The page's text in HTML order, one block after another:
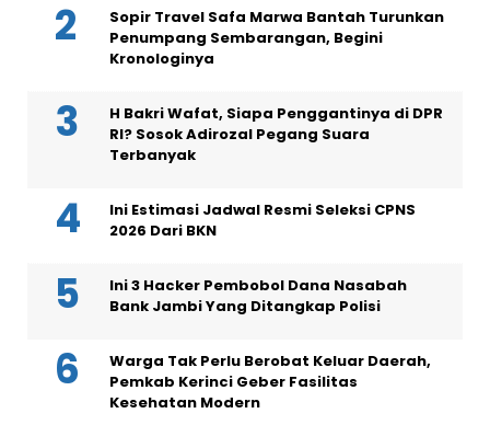
Sopir Travel Safa Marwa Bantah Turunkan
Penumpang Sembarangan, Begini
Kronologinya
H Bakri Wafat, Siapa Penggantinya di DPR
RI? Sosok Adirozal Pegang Suara
Terbanyak
Ini Estimasi Jadwal Resmi Seleksi CPNS
2026 Dari BKN
Ini 3 Hacker Pembobol Dana Nasabah
Bank Jambi Yang Ditangkap Polisi
Warga Tak Perlu Berobat Keluar Daerah,
Pemkab Kerinci Geber Fasilitas
Kesehatan Modern